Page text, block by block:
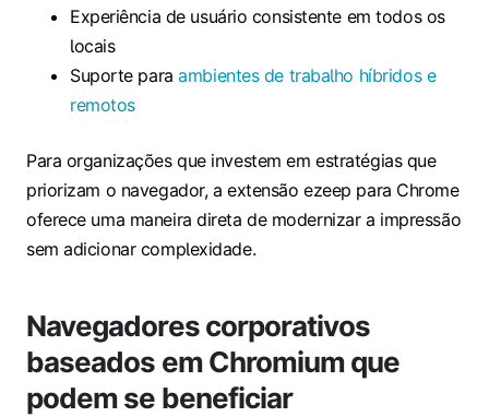
Experiência de usuário consistente em todos os
locais
Suporte paraambientes de trabalho híbridos e
remotos
Para organizações que investem em estratégias que
priorizam o navegador, a extensão ezeep para Chrome
oferece uma maneira direta de modernizar a impressão
sem adicionar complexidade.
Navegadores corporativos
baseados em Chromium que
podem se beneficiar